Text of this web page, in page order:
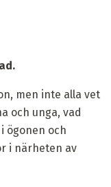
men inte alla vet
och unga, vad
ögonen och
i närheten av